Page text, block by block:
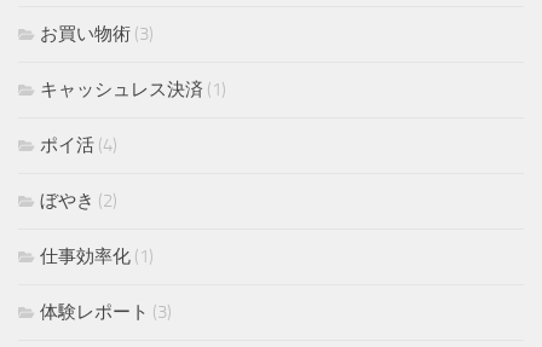
お買い物術 (3)
キャッシュレス決済 (1)
ポイ活 (4)
ぼやき (2)
仕事効率化 (1)
体験レポート (3)